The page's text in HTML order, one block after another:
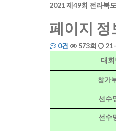
2021 제49회 전라북
페이지 정
0건 573회
대회
참가
선수
선수